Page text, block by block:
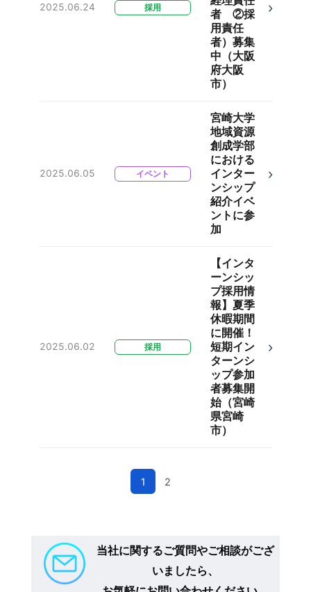
2025.06.24 採用
者 ②採
用責任
者）募集
中（大阪
府大阪
市）
›
2025.06.05 イベント
宮崎大学
地域資源
創成学部
における
インター
ンシップ
紹介イベ
ントに参
加
›
2025.06.02 採用
【インタ
ーンシッ
プ採用情
報】夏季
休暇期間
に開催！
短期イン
ターンシ
ップ参加
者募集開
始（宮崎
県宮崎
市）
›
1 2
当社に関するご質問やご相談がござ
いましたら、